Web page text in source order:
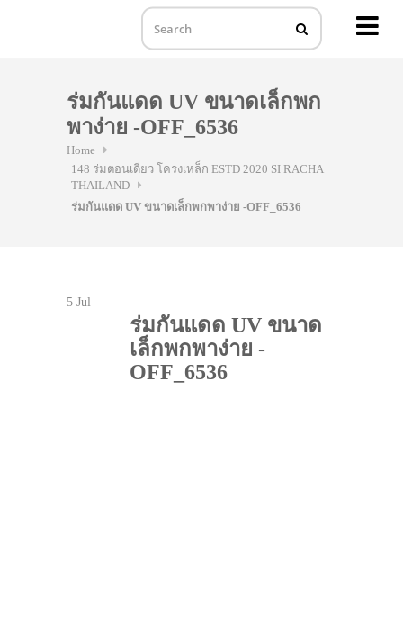
ร่มกันแดด UV ขนาดเล็กพก
พาง่าย -OFF_6536
Home
148 ร่มตอนเดียว โครงเหล็ก ESTD 2020 SI RACHA
THAILAND
ร่มกันแดด UV ขนาดเล็กพกพาง่าย -OFF_6536
5 Jul
ร่มกันแดด UV ขนาด
เล็กพกพาง่าย -
OFF_6536